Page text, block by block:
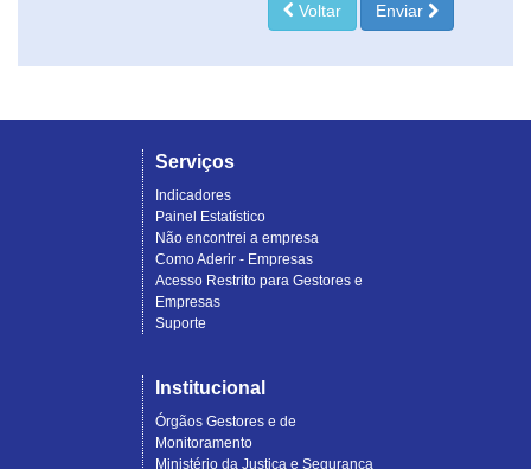
Voltar Enviar
Serviços
Indicadores
Painel Estatístico
Não encontrei a empresa
Como Aderir - Empresas
Acesso Restrito para Gestores e
Empresas
Suporte
Institucional
Órgãos Gestores e de
Monitoramento
Ministério da Justiça e Segurança